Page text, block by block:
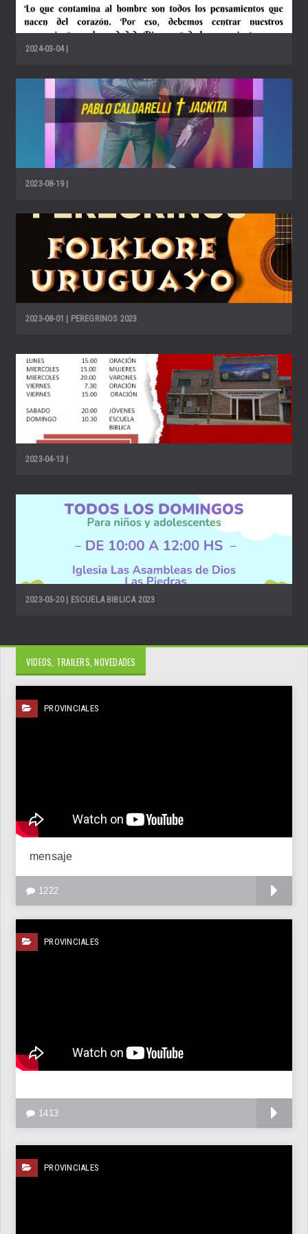
2024-03-04 |
2023-08-19 |
2023-08-01 | PEREGRINOS 2023
2023-04-13 |
2023-03-20 | ESCUELA BIBLICA 2023
VIDEOS, TRAILERS, NOVEDADES
PROVINCIALES
mensaje
1222
PROVINCIALES
1413
PROVINCIALES